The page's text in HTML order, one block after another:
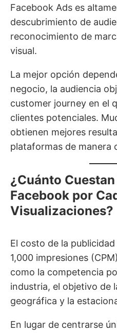
Facebook Ads es
descubrimiento de
reconocimiento de
visual.
La mejor opción
negocio, la audiencia
customer journey en el
clientes potenciales.
obtienen mejores
plataformas de manera
¿Cuánto
Facebook por
Visualizaciones?
El costo de la
1,000 impresiones
como la competencia
industria, el objetivo de
geográfica y la
En lugar de centrarse